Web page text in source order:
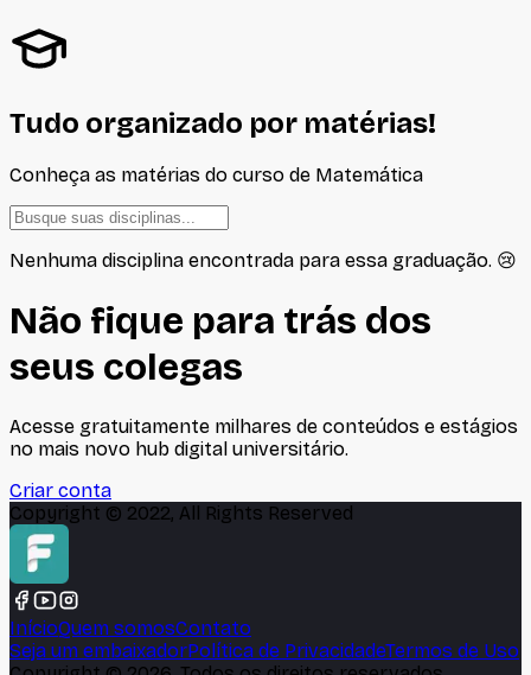
Tudo organizado por matérias!
Conheça as matérias do curso de Matemática
Nenhuma disciplina encontrada para essa graduação. 😢
Não fique para trás dos
seus colegas
Acesse gratuitamente milhares de conteúdos e estágios
no mais novo hub digital universitário.
Criar conta
Copyright © 2022, All Rights Reserved
InícioQuem somosContato
Seja um embaixadorPolítica de PrivacidadeTermos de Uso